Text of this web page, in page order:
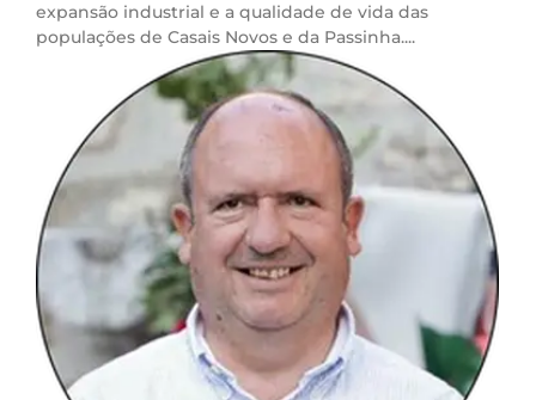
expansão industrial e a qualidade de vida das
populações de Casais Novos e da Passinha....